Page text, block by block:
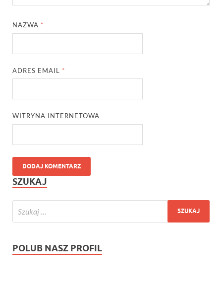
NAZWA *
ADRES EMAIL *
WITRYNA INTERNETOWA
SZUKAJ
POLUB NASZ PROFIL